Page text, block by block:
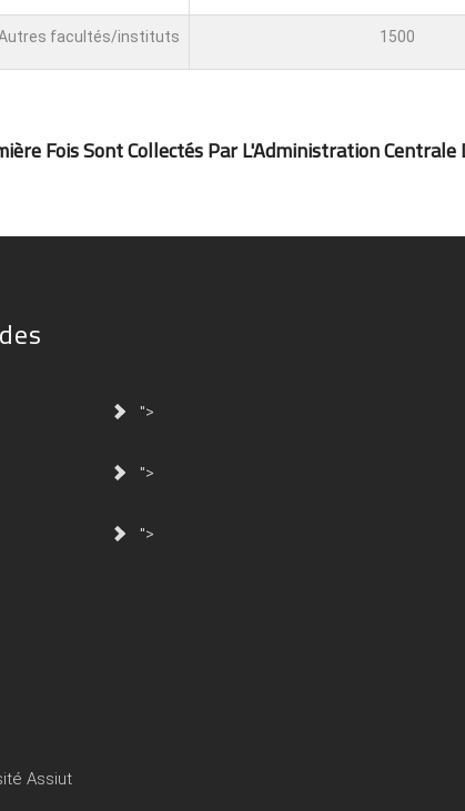
facultés/instituts 1500
Fois Sont Collectés Par L'Administration
">
">
">
Assiut